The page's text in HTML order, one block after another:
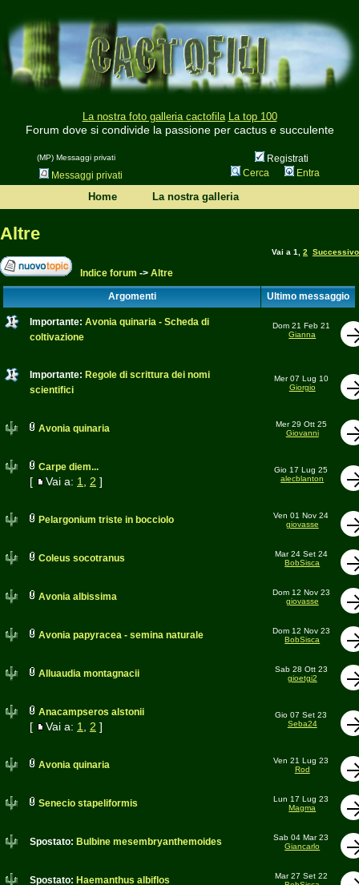
La nostra foto galleria cactofila La top 100
Forum dove si condivide la passione per cactus e succulente
(MP) Messaggi privati
Registrati
Messaggi privati
Cerca Entra
Home La nostra galleria
Altre
Vai a 1 2 Successivo
Indice forum -> Altre
Argomenti Ultimo messaggio
Importante: Avonia quinaria - Scheda di
coltivazione
Dom 21 Feb 21
Gianna
Importante: Regole di scrittura dei nomi
scientifici
Mer 07 Lug 10
Giorgio
Avonia quinaria
Mer 29 Ott 25
Giovanni
Carpe diem...
[ Vai a: 1 2 ]
Gio 17 Lug 25
alecblanton
Pelargonium triste in bocciolo
Ven 01 Nov 24
giovasse
Coleus socotranus
Mar 24 Set 24
BobSisca
Avonia albissima
Dom 12 Nov 23
giovasse
Avonia papyracea - semina naturale
Dom 12 Nov 23
BobSisca
Alluaudia montagnacii
Sab 28 Ott 23
gioetgi2
Anacampseros alstonii
[ Vai a: 1 2 ]
Gio 07 Set 23
Seba24
Avonia quinaria
Ven 21 Lug 23
Rod
Senecio stapeliformis
Lun 17 Lug 23
Magma
Spostato: Bulbine mesembryanthemoides
Sab 04 Mar 23
Giancarlo
Spostato: Haemanthus albiflos
Mar 27 Set 22